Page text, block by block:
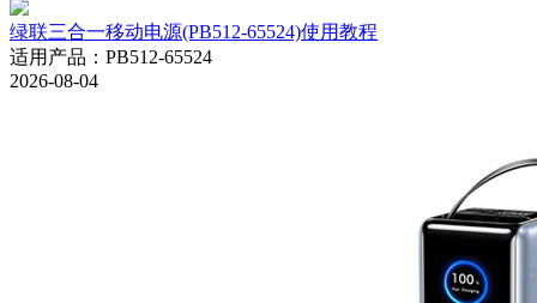
绿联三合一移动电源(PB512-65524)使用教程
适用产品 ： PB512-65524
2026-08-04